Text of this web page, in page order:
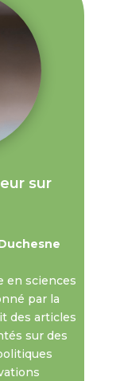
sur
en sciences
par la
des articles
sur des